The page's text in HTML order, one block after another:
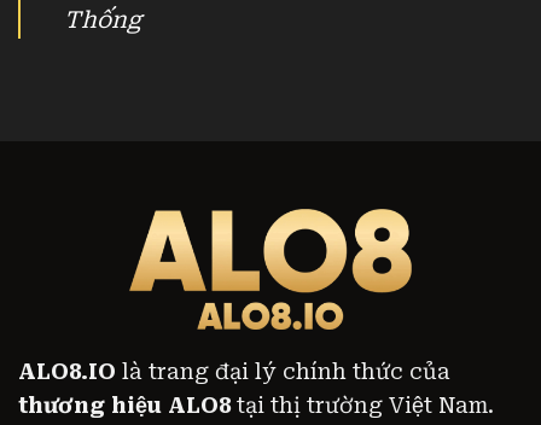
Thống
ALO8.IO là trang đại lý chính thức của
thương hiệu ALO8tại thị trường Việt Nam.